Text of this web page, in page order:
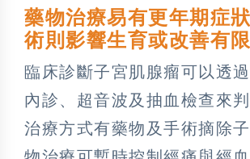
藥物治療易有更年期症
術則影響生育或改善有限
臨床診斷子宮肌腺瘤可以透過
內診、超音波及抽血檢查來
治療方式有藥物及手術摘除